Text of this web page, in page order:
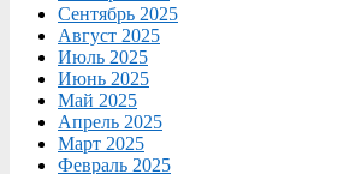
Сентябрь 2025
Август 2025
Июль 2025
Июнь 2025
Май 2025
Апрель 2025
Март 2025
Февраль 2025